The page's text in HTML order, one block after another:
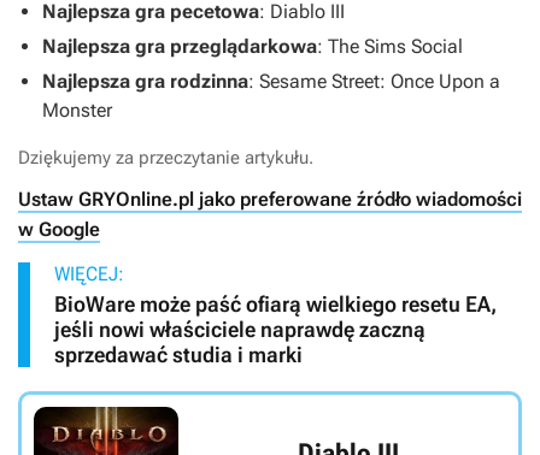
Najlepsza gra pecetowa: Diablo III
Najlepsza gra przeglądarkowa: The Sims Social
Najlepsza gra rodzinna: Sesame Street: Once Upon a
Monster
Dziękujemy za przeczytanie artykułu.
Ustaw GRYOnline.pl jako preferowane źródło wiadomości
w Google
WIĘCEJ:
BioWare może paść ofiarą wielkiego resetu EA,
jeśli nowi właściciele naprawdę zaczną
sprzedawać studia i marki